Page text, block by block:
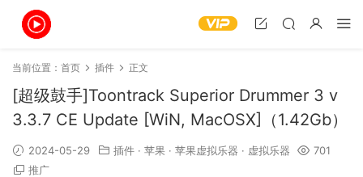
当前位置： 首页 插件 正文
[超级鼓手]Toontrack Superior Drummer 3 v
3.3.7 CE Update [WiN, MacOSX]（1.42Gb）
2024-05-29 插件 · 苹果 · 苹果虚拟乐器 · 虚拟乐器
701
推广